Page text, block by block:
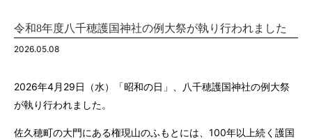
令和8年度八千穂護国神社の例大祭が執り行われました
2026.05.08
2026年4月29日（水）「昭和の日」、八千穂護国神社の例大祭
が執り行われました。
佐久穂町の大門にある権現山のふもとには、100年以上続く護国